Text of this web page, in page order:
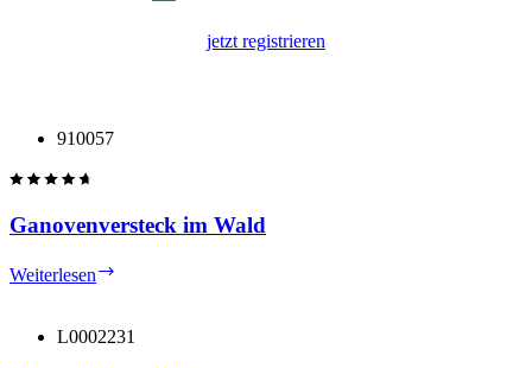
jetzt registrieren
910057
Ganovenversteck im Wald
Weiterlesen
L0002231